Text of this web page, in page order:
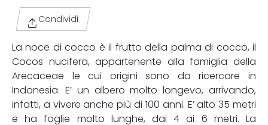
Condividi
La noce di cocco è il frutto della palma di cocco, il
Cocos nucifera, appartenente alla famiglia della
Arecaceae le cui origini sono da ricercare in
Indonesia. E’ un albero molto longevo, arrivando,
infatti, a vivere anche più di 100 anni. E’ alto 35 metri
e ha foglie molto lunghe, dai 4 ai 6 metri. La